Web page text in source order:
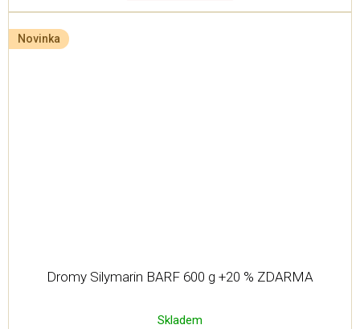
Novinka
Dromy Silymarin BARF 600 g +20 % ZDARMA
Skladem